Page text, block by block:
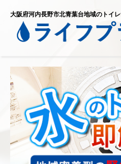
大阪府河内長野市北青葉台地域のトイ